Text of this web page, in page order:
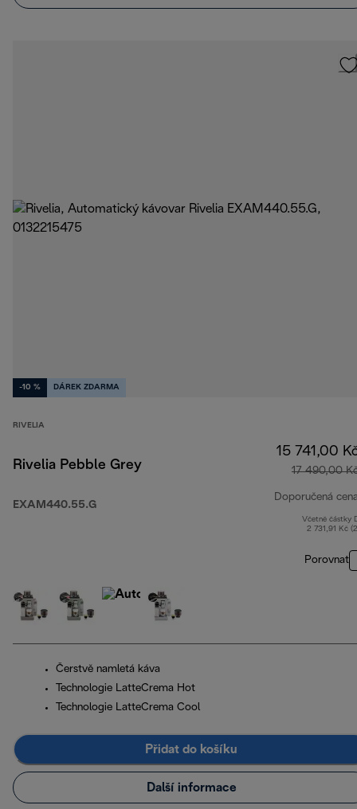
-10 % DÁREK ZDARMA
RIVELIA
Rivelia Pebble Grey
EXAM440.55.G
15 741,00
17 490,00
Doporučená
Včetně částky
2 731,91 Kč
Porovnat
Čerstvě namletá káva
Technologie LatteCrema Hot
Technologie LatteCrema Cool
Přidat do košíku
Další informace